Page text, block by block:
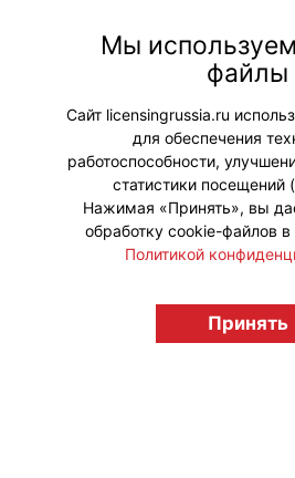
Мы
файлы
Сайт licensingrussia.ru
для обеспечения
работоспособности,
статистики посещений
Нажимая «Принять», вы
обработку cookie-файлов в
Политикой
Принять